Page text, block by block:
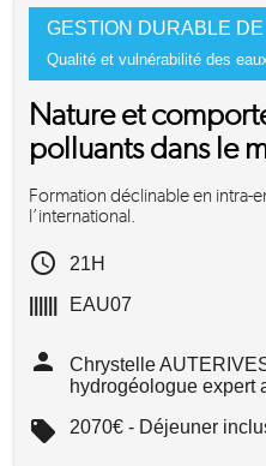
GESTION DURABLE
Qualité et vulnérabilité des
Nature et
polluants dans le
Formation déclinable en intra-
l’international.
access_time
21H
EAU07
person
Chrystelle
hydrogéologue expert
local_offer 2070€ - Déjeuner